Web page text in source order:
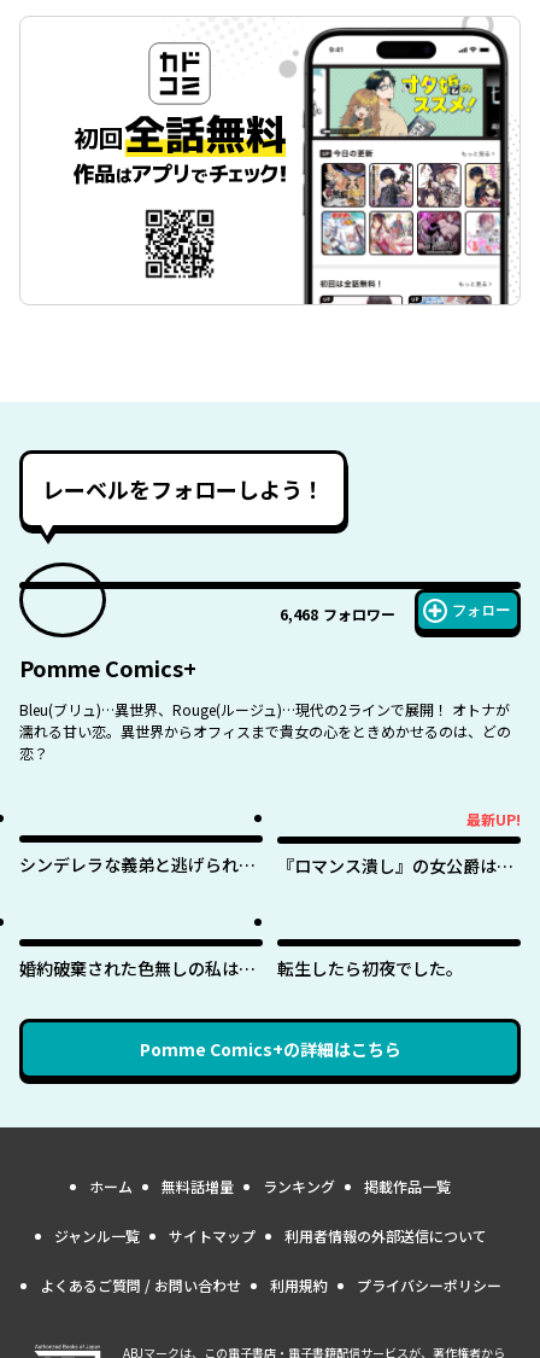
レーベルをフォローしよう！
6,468 フォロワー フォロー
Pomme Comics+
Bleu(ブリュ)…異世界、Rouge(ルージュ)…現代の2ラインで展開！ オトナが
濡れる甘い恋。異世界からオフィスまで貴女の心をときめかせるのは、どの
恋？
シンデレラな義弟と逃げられな
最新UP!
『ロマンス潰し』の女公爵は第
婚約破棄された色無しの私は、
る
転生したら初夜でした。
Pomme Comics+の詳細はこちら
ホーム 無料話増量 ランキング 掲載作品一覧
ジャンル一覧 サイトマップ 利用者情報の外部送信について
よくあるご質問 / お問い合わせ 利用規約 プライバシーポリシー
ABJマークは、この電子書店・電子書籍配信サービスが、著作権者から